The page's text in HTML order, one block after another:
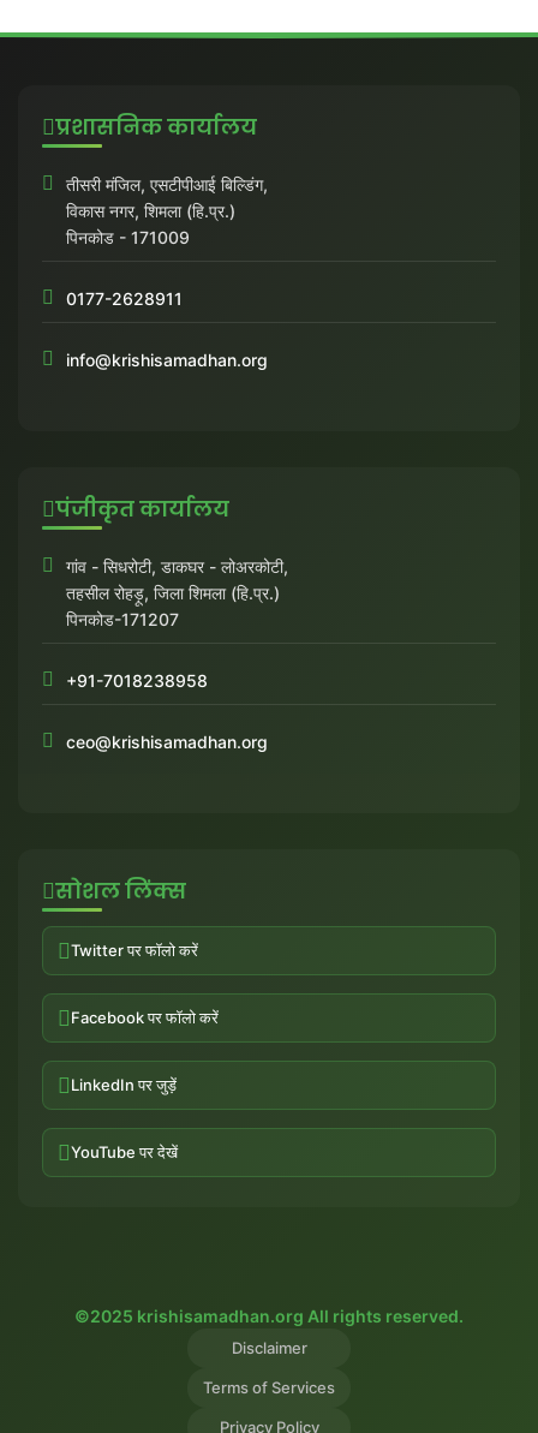
प्रशासनिक कार्यालय
तीसरी मंजिल, एसटीपीआई बिल्डिंग,
विकास नगर, शिमला (हि.प्र.)
पिनकोड - 171009
0177-2628911
info@krishisamadhan.org
पंजीकृत कार्यालय
गांव - सिधरोटी, डाकघर - लोअरकोटी,
तहसील रोहड़ू, जिला शिमला (हि.प्र.)
पिनकोड-171207
+91-7018238958
ceo@krishisamadhan.org
सोशल लिंक्स
Twitter पर फॉलो करें
Facebook पर फॉलो करें
LinkedIn पर जुड़ें
YouTube पर देखें
©2025 krishisamadhan.org All rights reserved.
Disclaimer
Terms of Services
Privacy Policy